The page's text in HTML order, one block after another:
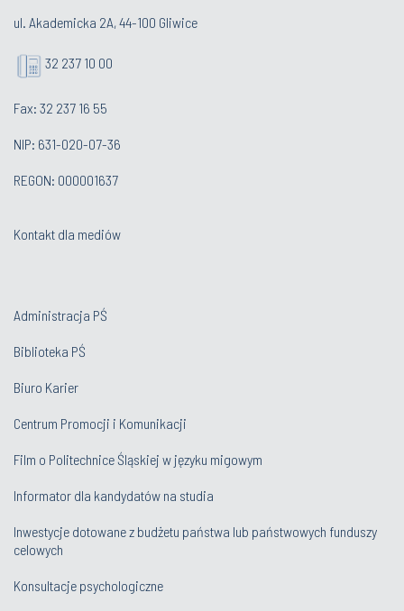
ul. Akademicka 2A, 44-100 Gliwice
32 237 10 00
Fax: 32 237 16 55
NIP: 631-020-07-36
REGON: 000001637
Kontakt dla mediów
Administracja PŚ
Biblioteka PŚ
Biuro Karier
Centrum Promocji i Komunikacji
Film o Politechnice Śląskiej w języku migowym
Informator dla kandydatów na studia
Inwestycje dotowane z budżetu państwa lub państwowych funduszy
celowych
Konsultacje psychologiczne